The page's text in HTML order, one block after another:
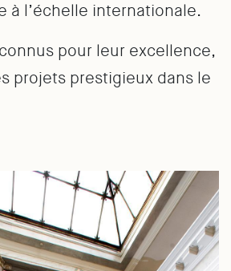
à l’échelle internationale.
pour leur excellence,
projets prestigieux dans le